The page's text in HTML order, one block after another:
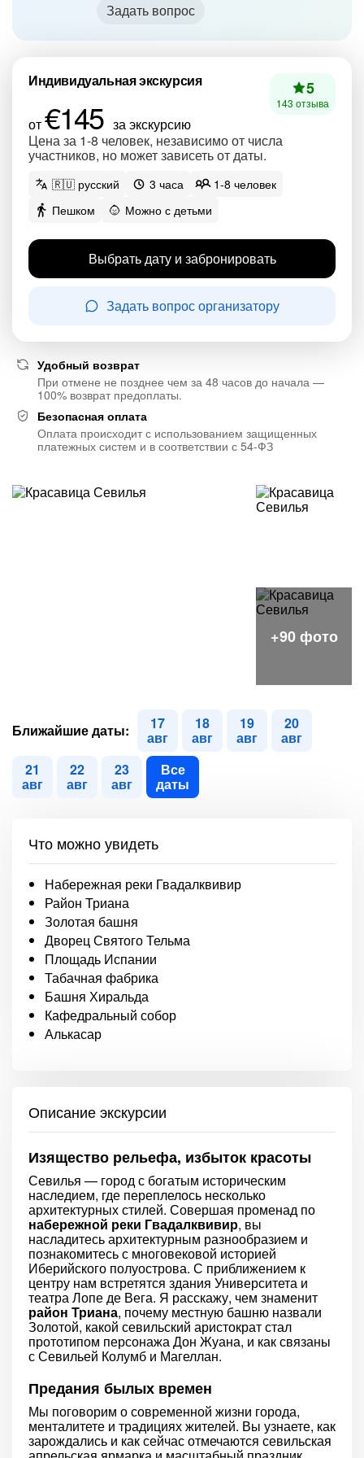
Задать вопрос
Индивидуальная экскурсия
от€145 за экскурсию
Цена за 1-8 человек, независимо от числа
участников, но может зависеть от даты.
5
143 отзыва
🇷🇺 русский 3 часа
1-8 человек
Пешком
Можно с детьми
Выбрать дату и забронировать
Задать вопрос организатору
Удобный возврат
При отмене не позднее чем за 48 часов до начала —
100% возврат предоплаты.
Безопасная оплата
Оплата происходит с использованием защищенных
платежных систем и в соответствии с 54-ФЗ
Ближайшие даты: 17
авг
18
авг
19
авг
20
авг
21
авг
22
авг
23
авг
Все
даты
Что можно увидеть
Набережная реки Гвадалквивир
Район Триана
Золотая башня
Дворец Святого Тельма
Площадь Испании
Табачная фабрика
Башня Хиральда
Кафедральный собор
Алькасар
Описание экскурсии
Изящество рельефа, избыток красоты
Севилья — город с богатым историческим
наследием, где переплелось несколько
архитектурных стилей. Совершая променад по
набережной реки Гвадалквивир, вы
насладитесь архитектурным разнообразием и
познакомитесь с многовековой историей
Иберийского полуострова. С приближением к
центру нам встретятся здания Университета и
театра Лопе де Вега. Я расскажу, чем знаменит
район Триана, почему местную башню назвали
Золотой, какой севильский аристократ стал
прототипом персонажа Дон Жуана, и как связаны
с Севильей Колумб и Магеллан.
Предания былых времен
Мы поговорим о современной жизни города,
менталитете и традициях жителей. Вы узнаете, как
зарождались и как сейчас отмечаются севильская